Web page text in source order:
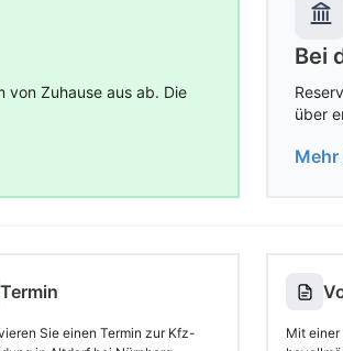
von Zuhause aus ab. Die
Bei
über
Termin
Sie einen Termin zur Kfz-
Mit